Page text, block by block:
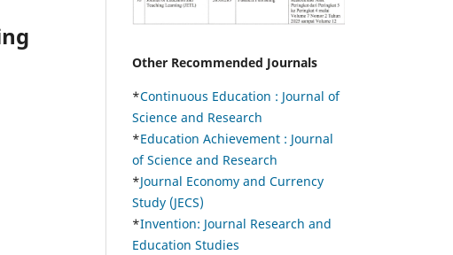
Other Recommended Journals
*Continuous Education : Journal of
Science and Research
*Education Achievement : Journal
of Science and Research
*Journal Economy and Currency
Study (JECS)
*Invention: Journal Research and
Education Studies